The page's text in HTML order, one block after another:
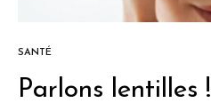
SANTÉ
Parlons lentilles !